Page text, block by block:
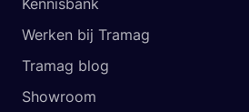
Kennisbank
Werken bij Tramag
Tramag blog
Showroom